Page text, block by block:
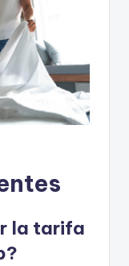
la tarifa